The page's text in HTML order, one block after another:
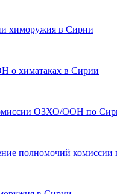
химоружия в Сирии
о химатаках в Сирии
ОЗХО/ООН по
полномочий